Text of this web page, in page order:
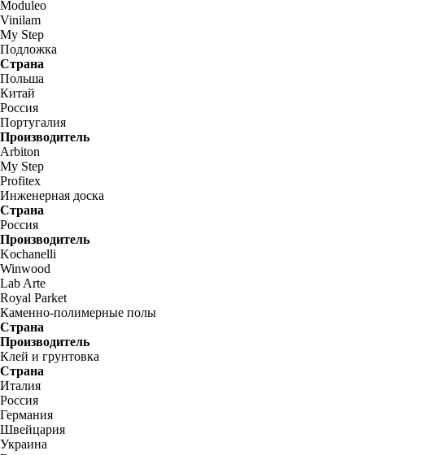
Moduleo
Vinilam
My Step
Подложка
Страна
Польша
Китай
Россия
Португалия
Производитель
Arbiton
My Step
Profitex
Инженерная доска
Страна
Россия
Производитель
Kochanelli
Winwood
Lab Arte
Royal Parket
Каменно-полимерные полы
Страна
Производитель
Клей и грунтовка
Страна
Италия
Россия
Германия
Швейцария
Украина